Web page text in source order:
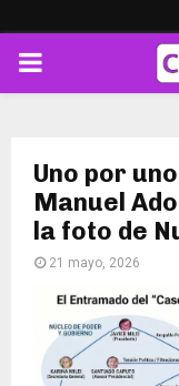
PRIMARY
Uno por
Manuel
la foto de
21 mayo, 2026